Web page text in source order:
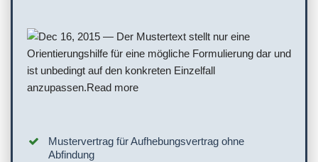
Mustervertrag für Aufhebungsvertrag ohne
Abfindung